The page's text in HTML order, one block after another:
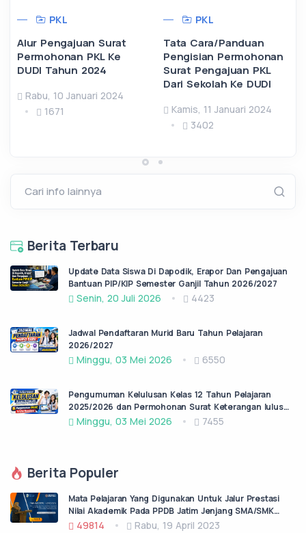
PKL
Alur Pengajuan Surat
Permohonan PKL Ke
DUDI Tahun 2024
Rabu, 10 Januari 2024
1671
PKL
Tata Cara/Panduan
Pengisian Permohonan
Surat Pengajuan PKL
Dari Sekolah Ke DUDI
Kamis, 11 Januari 2024
3402
Cari info lainnya
Berita Terbaru
Update Data Siswa Di Dapodik, Erapor Dan Pengajuan
Bantuan PIP/KIP Semester Ganjil Tahun 2026/2027
Senin, 20 Juli 2026 4423
Jadwal Pendaftaran Murid Baru Tahun Pelajaran
2026/2027
Minggu, 03 Mei 2026 6550
Pengumuman Kelulusan Kelas 12 Tahun Pelajaran
2025/2026 dan Permohonan Surat Keterangan lulus
(SKL)
Minggu, 03 Mei 2026 7455
Berita Populer
Mata Pelajaran Yang Digunakan Untuk Jalur Prestasi
Nilai Akademik Pada PPDB Jatim Jenjang SMA/SMK
Negeri Tahun Pelajaran 2023/2024
49814 Rabu, 19 April 2023